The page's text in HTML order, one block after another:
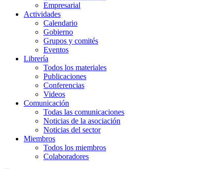
Empresarial
Actividades
Calendario
Gobierno
Grupos y comités
Eventos
Librería
Todos los materiales
Publicaciones
Conferencias
Videos
Comunicación
Todas las comunicaciones
Noticias de la asociación
Noticias del sector
Miembros
Todos los miembros
Colaboradores